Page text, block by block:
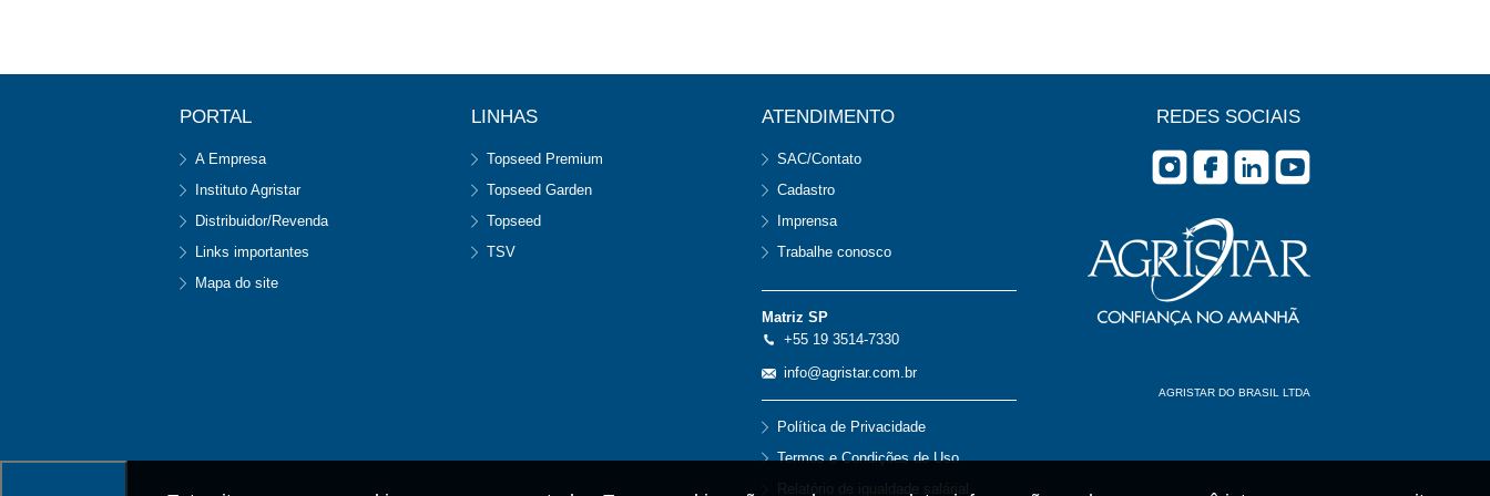
PORTAL
A Empresa
Instituto Agristar
Distribuidor/Revenda
Links importantes
Mapa do site
LINHAS
Topseed Premium
Topseed Garden
Topseed
TSV
ATENDIMENTO
SAC/Contato
Cadastro
Imprensa
Trabalhe conosco
Matriz SP
+55 19 3514-7330
info@agristar.com.br
Política de Privacidade
Termos e Condições de Uso
Relatório de igualdade salárial
REDES SOCIAIS
AGRISTAR DO BRASIL LTDA